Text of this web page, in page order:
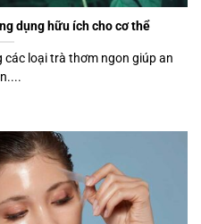
dụng hữu ích cho cơ thể
loại trà thơm ngon giúp an